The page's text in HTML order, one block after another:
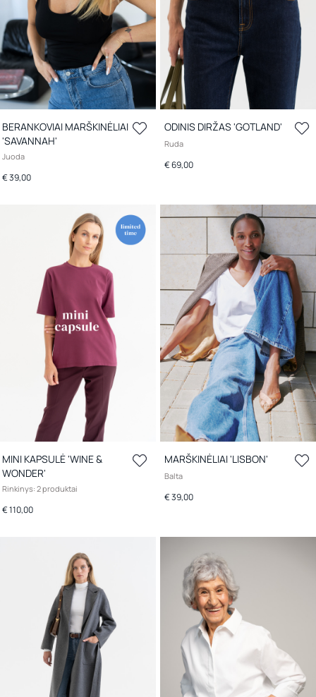
BERANKOVIAI MARŠKINĖLIAI
'SAVANNAH'
Juoda
€ 39,00
ODINIS DIRŽAS 'GOTLAND'
Ruda
€ 69,00
MINI KAPSULĖ 'WINE &
WONDER'
Rinkinys: 2 produktai
€ 110,00
MARŠKINĖLIAI 'LISBON'
Balta
€ 39,00